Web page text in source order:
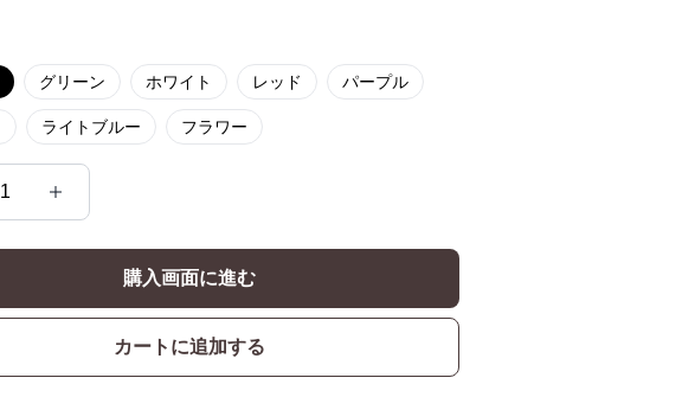
グリーン ホワイト レッド パープル
ライトブルー フラワー
1
購入画面に進む
カートに追加する